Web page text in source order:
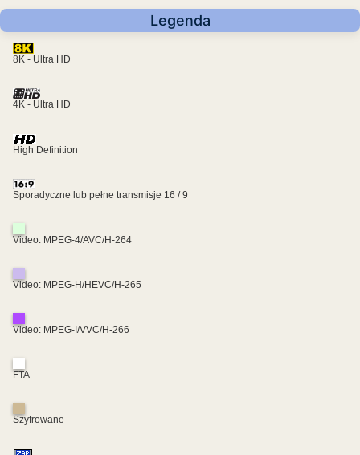
Legenda
8K - Ultra HD
4K - Ultra HD
High Definition
Sporadyczne lub pełne transmisje 16 / 9
Video: MPEG-4/AVC/H-264
Video: MPEG-H/HEVC/H-265
Video: MPEG-I/VVC/H-266
FTA
Szyfrowane